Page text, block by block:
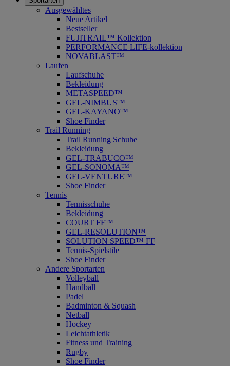
Ausgewähltes
Neue Artikel
Bestseller
FUJITRAIL™ Kollektion
PERFORMANCE LIFE-kollektion
NOVABLAST™
Laufen
Laufschuhe
Bekleidung
METASPEED™
GEL-NIMBUS™
GEL-KAYANO™
Shoe Finder
Trail Running
Trail Running Schuhe
Bekleidung
GEL-TRABUCO™
GEL-SONOMA™
GEL-VENTURE™
Shoe Finder
Tennis
Tennisschuhe
Bekleidung
COURT FF™
GEL-RESOLUTION™
SOLUTION SPEED™ FF
Tennis-Spielstile
Shoe Finder
Andere Sportarten
Volleyball
Handball
Padel
Badminton & Squash
Netball
Hockey
Leichtathletik
Fitness und Training
Rugby
Shoe Finder